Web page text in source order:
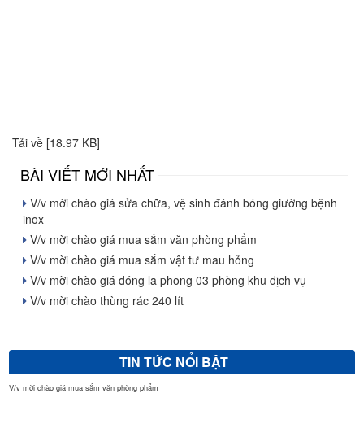
Tải về [18.97 KB]
BÀI VIẾT MỚI NHẤT
V/v mời chào giá sửa chữa, vệ sinh đánh bóng giường bệnh
inox
V/v mời chào giá mua sắm văn phòng phẩm
V/v mời chào giá mua sắm vật tư mau hỏng
V/v mời chào giá đóng la phong 03 phòng khu dịch vụ
V/v mời chào thùng rác 240 lít
TIN TỨC NỔI BẬT
V/v mời chào giá mua sắm văn phòng phẩm